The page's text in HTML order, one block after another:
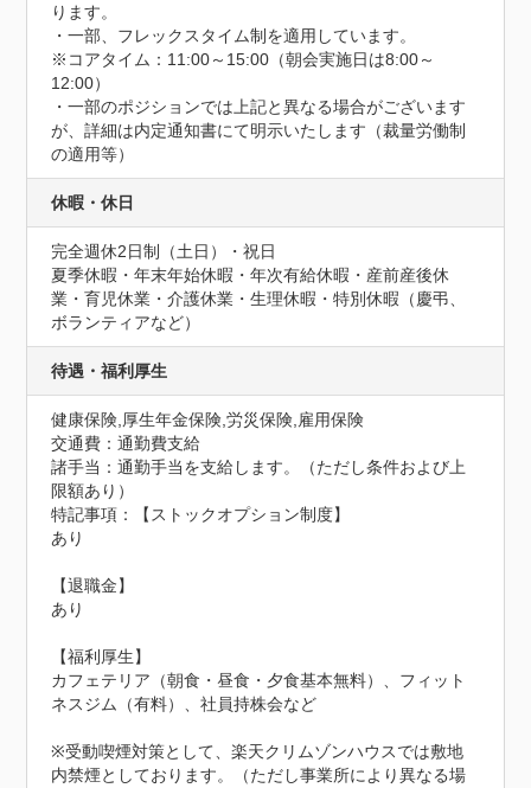
ります。
・一部、フレックスタイム制を適用しています。
※コアタイム：11:00～15:00（朝会実施日は8:00～
12:00）
・一部のポジションでは上記と異なる場合がございます
が、詳細は内定通知書にて明示いたします（裁量労働制
の適用等）
休暇・休日
完全週休2日制（土日）・祝日
夏季休暇・年末年始休暇・年次有給休暇・産前産後休
業・育児休業・介護休業・生理休暇・特別休暇（慶弔、
ボランティアなど）
待遇・福利厚生
健康保険,厚生年金保険,労災保険,雇用保険
交通費：通勤費支給
諸手当：通勤手当を支給します。（ただし条件および上
限額あり）
特記事項：【ストックオプション制度】
あり
【退職金】
あり
【福利厚生】
カフェテリア（朝食・昼食・夕食基本無料）、フィット
ネスジム（有料）、社員持株会など
※受動喫煙対策として、楽天クリムゾンハウスでは敷地
内禁煙としております。（ただし事業所により異なる場